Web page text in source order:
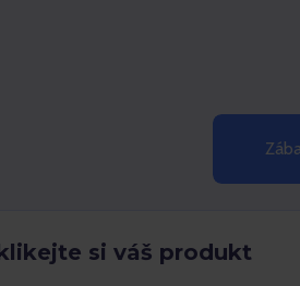
si váš produkt